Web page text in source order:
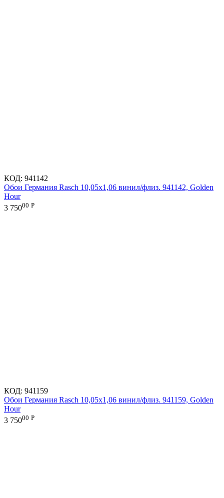
КОД: 941142
Обои Германия Rasch 10,05x1,06 винил/флиз. 941142, Golden
Hour
3 75000 Р
КОД: 941159
Обои Германия Rasch 10,05x1,06 винил/флиз. 941159, Golden
Hour
3 75000 Р